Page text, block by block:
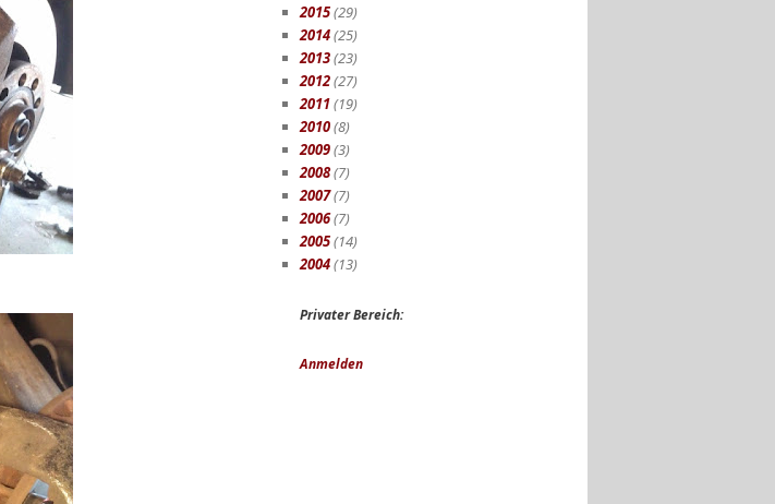
2015(29)
2014(25)
2013(23)
2012(27)
2011(19)
2010(8)
2009(3)
2008(7)
2007(7)
2006(7)
2005(14)
2004(13)
Privater Bereich:
Anmelden